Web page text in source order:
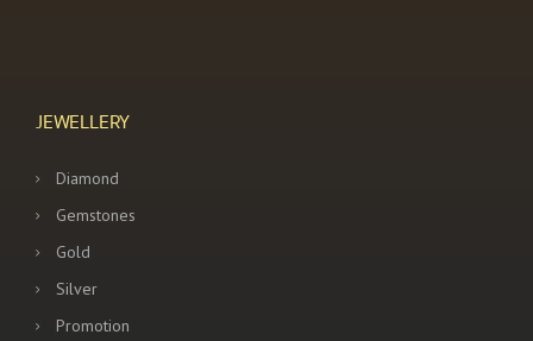
JEWELLERY
Diamond
Gemstones
Gold
Silver
Promotion